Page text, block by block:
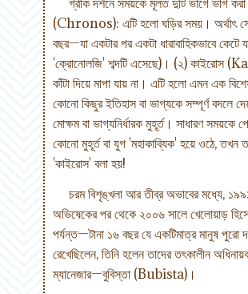
(Chronos): এটি হলো ঘড়ির সময়। অর্থাৎ
বছর—যা একটার পর একটা ধারাবাহিকভাবে কেটে
'ক্রোনোলজি' শব্দটি এসেছে)। (২) কাইরোস
কাঁটা দিয়ে মাপা যায় না। এটি হলো এমন এক
কোনো কিছুর ইতিহাস বা ভাগ্যকে সম্পূর্ণ বদলে
মোক্ষম বা ভাগ্যনির্ধারক মুহূর্ত। সাধারণ সময়কে
কোনো মুহূর্ত বা যুগ 'মহাকাব্যিক' হয়ে ওঠে, তখন
'কাইরোস' বলা হয়!
চরম বিশৃঙ্খলা আর তীব্র অভাবের মধ্যে,
অভিষেকের পর থেকে ২০০৬ সালে খেলোয়াড়
পর্যন্ত—টানা ১৬ বছর যে একটিমাত্র মানুষ
রেখেছিলেন, তিনি হলেন তাদের তৎকালীন
ম্যানেজার—বুবিস্তা (Bubista)।